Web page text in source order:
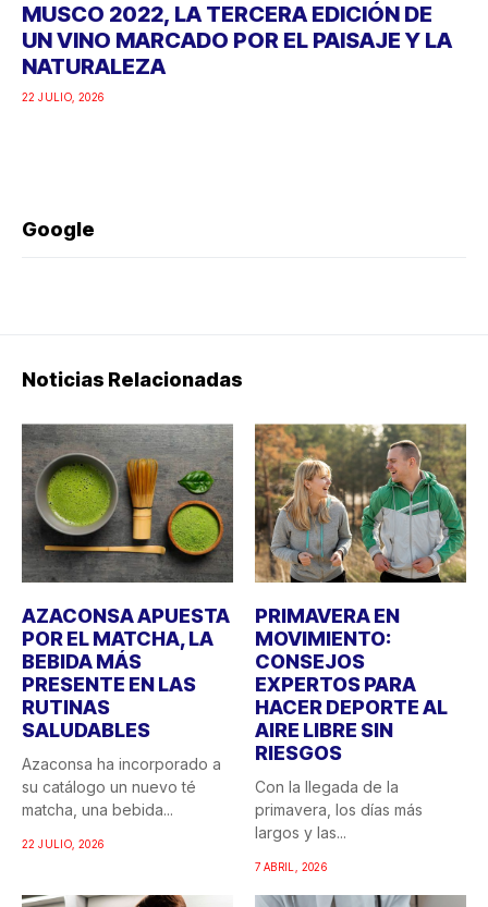
MUSCO 2022, LA TERCERA EDICIÓN DE
UN VINO MARCADO POR EL PAISAJE Y LA
NATURALEZA
22 JULIO, 2026
Google
Noticias Relacionadas
AZACONSA APUESTA
POR EL MATCHA, LA
BEBIDA MÁS
PRESENTE EN LAS
RUTINAS
SALUDABLES
Azaconsa ha incorporado a
su catálogo un nuevo té
matcha, una bebida...
22 JULIO, 2026
PRIMAVERA EN
MOVIMIENTO:
CONSEJOS
EXPERTOS PARA
HACER DEPORTE AL
AIRE LIBRE SIN
RIESGOS
Con la llegada de la
primavera, los días más
largos y las...
7 ABRIL, 2026